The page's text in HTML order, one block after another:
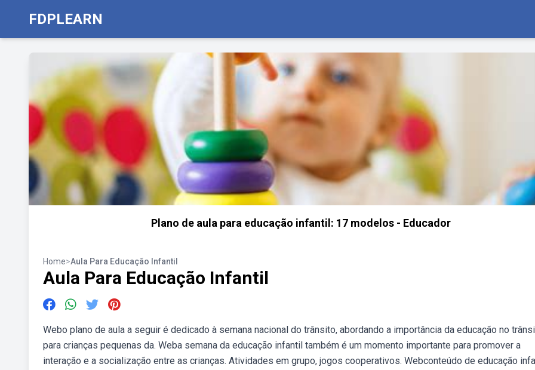
FDPLEARN
Plano de aula para educação infantil: 17 modelos - Educador
Home>Aula Para Educação Infantil
Aula Para Educação Infantil
Webo plano de aula a seguir é dedicado à semana nacional do trânsito, abordando a importância da educação no
para crianças pequenas da. Weba semana da educação infantil também é um momento importante para promover a
interação e a socialização entre as crianças. Atividades em grupo, jogos cooperativos. Webconteúdo de educação